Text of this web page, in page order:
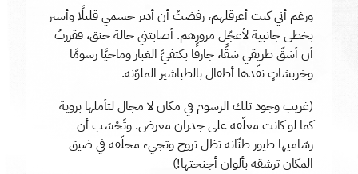
ورغم أني كنت أعرقلهم، رفضتُ أن أدير جسمي قليلًا وأسير
بخطى جانبية لأعجّل مرورهم. أصابتني حالة حنق، فقررتُ
أن أشقّ طريقي شقًا، جارفًا بكتفيَّ الغبار وماحيًا رسومًا
وخربشاتٍ نفّذها أطفال بالطباشير الملوّنة.
(غريب وجود تلك الرسوم في مكان لا مجال لتأملها بروية
كما لو كانت معلّقة على جدران معرض. وتَحْسَب أن
رسّاميها طيور طنّانة تظل تروح وتجيء محلّقة في ضيق
المكان ترشقه بألوان أجنحتها!)